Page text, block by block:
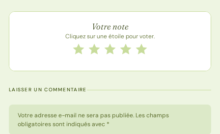
Note de la recette
Votre note
Cliquez sur une étoile pour voter.
Notez cette recette de 1 à 5 étoiles
5 étoiles
4 étoiles
3 étoiles
2 étoiles
1 étoile
LAISSER UN COMMENTAIRE
Votre adresse e-mail ne sera pas publiée. Les champs
obligatoires sont indiqués avec *